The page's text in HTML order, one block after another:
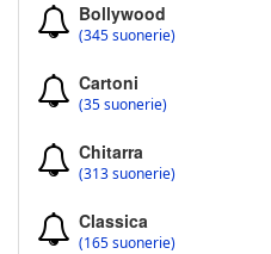
Bollywood
(345 suonerie)
Cartoni
(35 suonerie)
Chitarra
(313 suonerie)
Classica
(165 suonerie)